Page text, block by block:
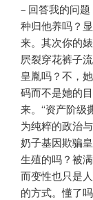
– 回答我的问
种归他养吗？
来。其次你的
屄裂穿花裤子
皇胤吗？不，
码而不是她的
来。“资产阶级
为纯粹的政治
奶子基因欺骗
生殖的吗？被
而变性也只是
的方式。懂了吗